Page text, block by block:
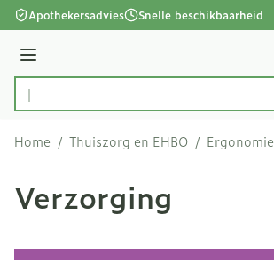
Ga naar de inhoud
Apothekersadvies Snelle beschikbaarheid
Menu
Product, merk, categorie...
Home / Thuiszorg en EHBO / Ergonomie
Verzorging